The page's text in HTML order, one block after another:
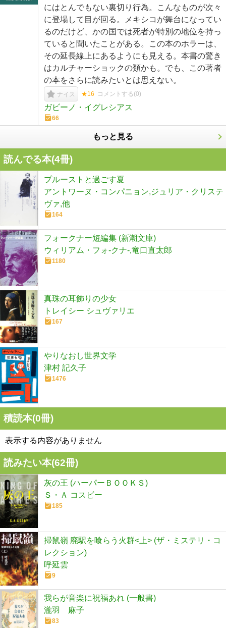
にはとんでもない裏切り行為。こんなものが次々
に登場して目が回る。メキシコが舞台になってい
るのだけど、かの国では死者が特別の地位を持っ
ていると聞いたことがある。この本のホラーは、
その延長線上にあるようにも見える。本書の驚き
はカルチャーショックの類かも。でも、この著者
の本をさらに読みたいとは思えない。
ナイス ★16 コメントする(0)
ガビーノ・イグレシアス
66
もっと見る
読んでる本(4冊)
プルーストと過ごす夏
アントワーヌ・コンパニョン,ジュリア・クリステ
ヴァ,他
164
フォークナー短編集 (新潮文庫)
ウィリアム・フォ-クナ-,竜口直太郎
1180
真珠の耳飾りの少女
トレイシー シュヴァリエ
167
やりなおし世界文学
津村 記久子
1476
積読本(0冊)
表示する内容がありません
読みたい本(62冊)
灰の王 (ハーパーＢＯＯＫＳ)
Ｓ・Ａ コスビー
185
掃鼠嶺 廃駅を喰らう火群<上> (ザ・ミステリ・コ
レクション)
呼延雲
9
我らが音楽に祝福あれ (一般書)
瀧羽 麻子
83